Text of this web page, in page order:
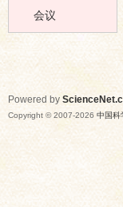
会议
Powered by
Copyright © 2007-2026 中国科